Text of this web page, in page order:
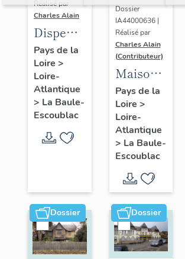
Réalisé par
Charles Alain
Dispensaire
dit
Fondation
la
Pérousse
puis
Dispensaire
d'hygiène
du
Maréchal-
Joffre
Pays de la
Loire >
Loire-
Atlantique
> La Baule-
Escoublac
Dossier
IA44000636 |
Réalisé par
Charles Alain
(Contributeur)
Maison
dite villa
balnéaire
Cybèle, 1
avenue
Hoëdic
Pays de la
Loire >
Loire-
Atlantique
> La Baule-
Escoublac
Dossier Dossier